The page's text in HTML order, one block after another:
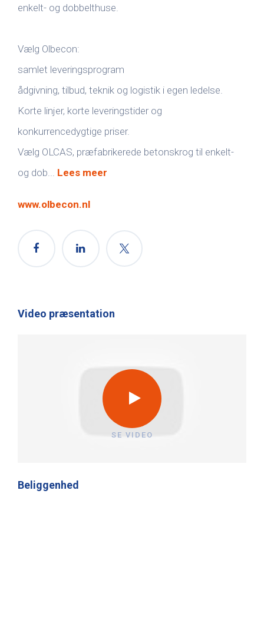
enkelt- og dobbelthuse.
Vælg Olbecon:
samlet leveringsprogram
ådgivning, tilbud, teknik og logistik i egen ledelse.
Korte linjer, korte leveringstider og
konkurrencedygtige priser.
Vælg OLCAS, præfabrikerede betonskrog til enkelt-
og dob... Lees meer
www.olbecon.nl
Video præsentation
SE VIDEO
Beliggenhed